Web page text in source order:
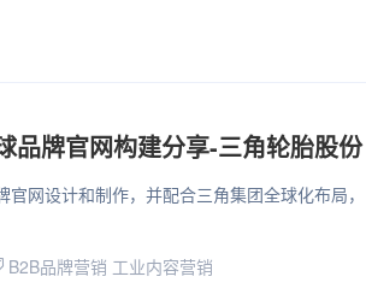
品牌官网构建分享-三角轮胎股份
网设计和制作，并配合三角集团全球化布局，
B2B品牌营销 工业内容营销